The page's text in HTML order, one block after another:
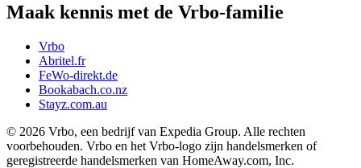
Maak kennis met de Vrbo-familie
Vrbo
Abritel.fr
FeWo-direkt.de
Bookabach.co.nz
Stayz.com.au
© 2026 Vrbo, een bedrijf van Expedia Group. Alle rechten
voorbehouden. Vrbo en het Vrbo-logo zijn handelsmerken of
geregistreerde handelsmerken van HomeAway.com, Inc.